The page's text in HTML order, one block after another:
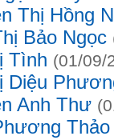
Thị Hồng
Bảo Ngọc
Tình (01/09/
Diệu
Anh Thư
Thảo